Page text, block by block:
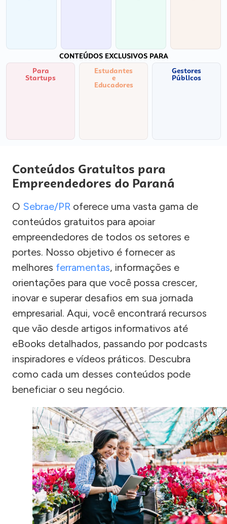
CONTEÚDOS EXCLUSIVOS PARA
Para
Startups
Estudantes
e
Educadores
Gestores
Públicos
Conteúdos Gratuitos para
Empreendedores do Paraná
O Sebrae/PR oferece uma vasta gama de
conteúdos gratuitos para apoiar
empreendedores de todos os setores e
portes. Nosso objetivo é fornecer as
melhores ferramentas, informações e
orientações para que você possa crescer,
inovar e superar desafios em sua jornada
empresarial. Aqui, você encontrará recursos
que vão desde artigos informativos até
eBooks detalhados, passando por podcasts
inspiradores e vídeos práticos. Descubra
como cada um desses conteúdos pode
beneficiar o seu negócio.